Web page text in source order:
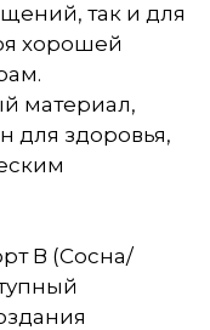
так и для
хорошей
материал,
для здоровья,
В (Сосна/